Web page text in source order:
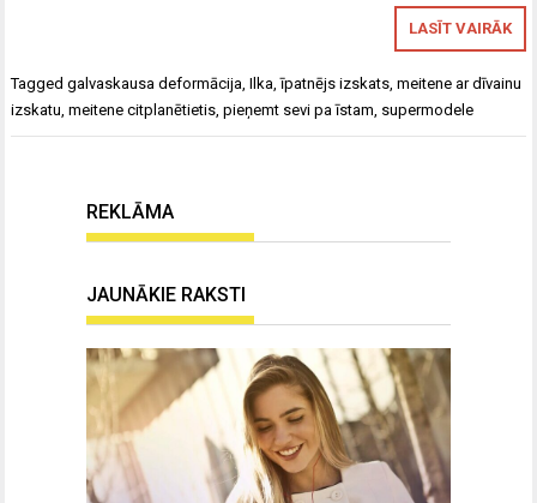
LASĪT VAIRĀK
Taggedgalvaskausa deformācija ,Ilka ,īpatnējs izskats ,meitene ar dīvainu
izskatu ,meitene citplanētietis ,pieņemt sevi pa īstam supermodele
REKLĀMA
JAUNĀKIE RAKSTI